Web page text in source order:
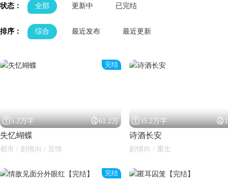
状态： 全部 更新中 已完结
排序： 综合 最近发布 最近更新
完结
5.2万字 61.2万
失忆蝴蝶
都市 / 剧情向 / 言情
35.2万字 
诗酒长安
剧情向 / 重生
完结